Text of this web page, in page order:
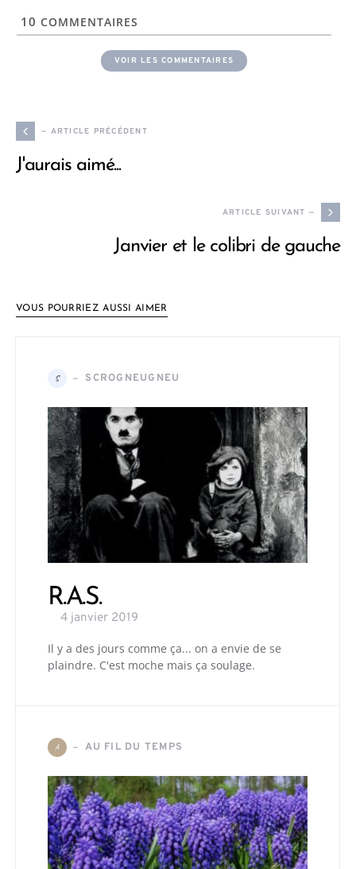
10 COMMENTAIRES
VOIR LES COMMENTAIRES
— ARTICLE PRÉCÉDENT
J'aurais aimé...
ARTICLE SUIVANT —
Janvier et le colibri de gauche
VOUS POURRIEZ AUSSI AIMER
S SCROGNEUGNEU
R.A.S.
4 janvier 2019
Il y a des jours comme ça... on a envie de se
plaindre. C'est moche mais ça soulage.
A AU FIL DU TEMPS